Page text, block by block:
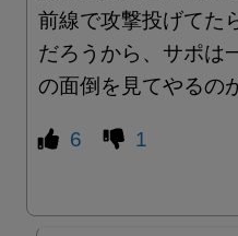
前線で攻撃投げてた
だろうから、サポは
の面倒を見てやるの
6 1